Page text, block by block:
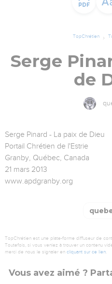
TopChrétien
Serge
de
Serge Pinard - La paix de Dieu
Portail Chrétien de l'Estrie
Granby, Québec, Canada
21 mars 2013
www.apdgranby.org
TopChrétien est une plate-forme diffuseur de
Toutefois, si vous veniez à trouver un contenu
merci de nous le signaler en cliquant sur ce lien.
Vous avez aimé ?